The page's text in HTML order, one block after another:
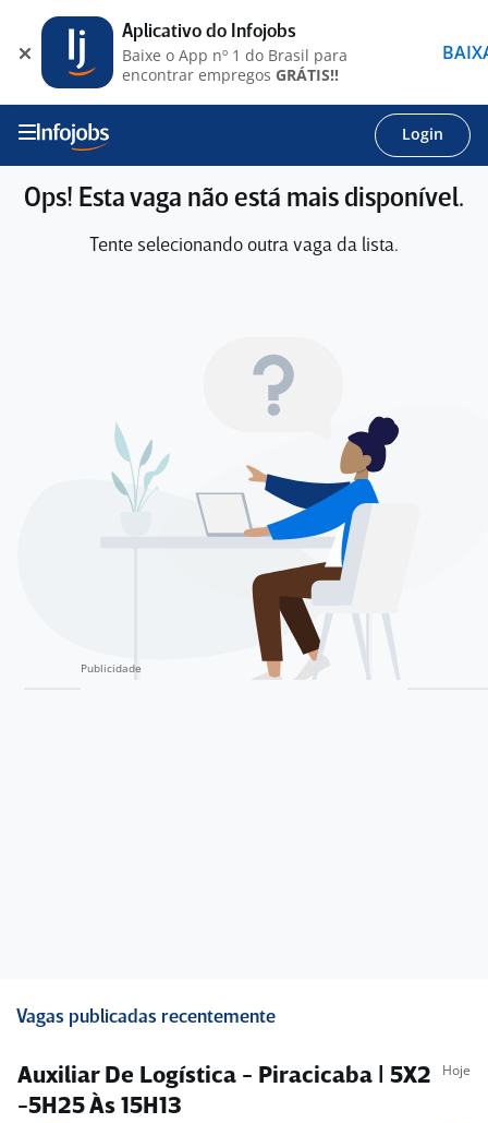
Login
Ops! Esta vaga não está mais disponível.
Tente selecionando outra vaga da lista.
Vagas publicadas recentemente
Auxiliar De Logística - Piracicaba | 5X2
-5H25 Às 15H13
Hoje
Aplicativo do Infojobs
Baixe o App nº 1 do Brasil para
encontrar empregos GRÁTIS!!